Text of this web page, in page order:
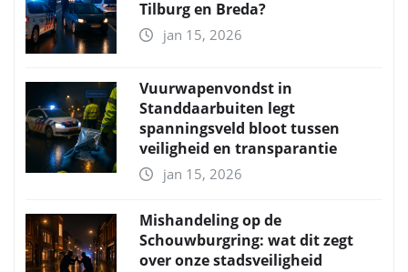
Tilburg en Breda?
jan 15, 2026
Vuurwapenvondst in
Standdaarbuiten legt
spanningsveld bloot tussen
veiligheid en transparantie
jan 15, 2026
Mishandeling op de
Schouwburgring: wat dit zegt
over onze stadsveiligheid